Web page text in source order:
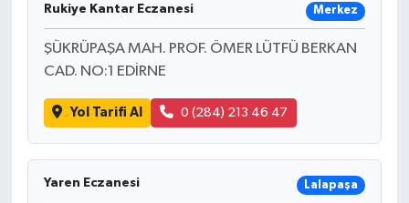
Rukiye Kantar Eczanesi Merkez
ŞÜKRÜPAŞA MAH. PROF. ÖMER LÜTFÜ BERKAN
CAD. NO:1 EDİRNE
Yol Tarifi Al 0 (284) 213 46 47
Yaren Eczanesi Lalapaşa